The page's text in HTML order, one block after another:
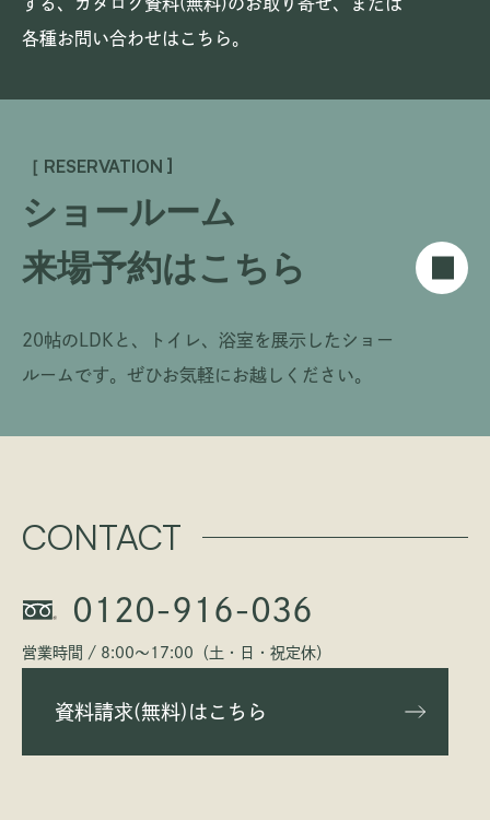
する、
カタログ資料(無料)のお取り寄せ、または
各種お問い合わせはこちら。
［ RESERVATION ]
ショールーム
来場予約はこちら
20帖のLDKと、トイレ、浴室を展示したショー
ルームです。 ぜひお気軽にお越しください。
CONTACT
0120-916-036
営業時間 / 8:00〜17:00（土・日・祝定休）
資料請求(無料)はこちら